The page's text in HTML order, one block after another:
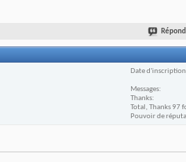
Date d'inscription
Messages
Thanks
Total, Thanks 97
Pouvoir de